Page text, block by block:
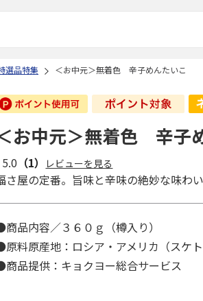
選品特集 ＜お中元＞無着色 辛子めんたいこ
お中元＞無着色 辛子
5.0 （1） レビューを見る
さ屋の定番。旨味と辛味の絶妙な味わい
品内容／３６０ｇ（樽入り）
料原産地：ロシア・アメリカ（スケ
品提供：キョクヨー総合サービス